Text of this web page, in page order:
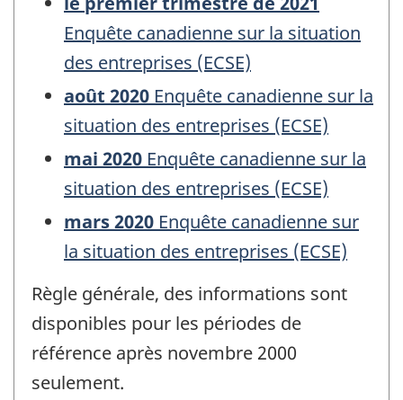
Enquête canadienne sur la situation
des entreprises (ECSE)
août 2020 Enquête canadienne sur la
situation des entreprises (ECSE)
mai 2020 Enquête canadienne sur la
situation des entreprises (ECSE)
mars 2020 Enquête canadienne sur
la situation des entreprises (ECSE)
Règle générale, des informations sont
disponibles pour les périodes de
référence après novembre 2000
seulement.